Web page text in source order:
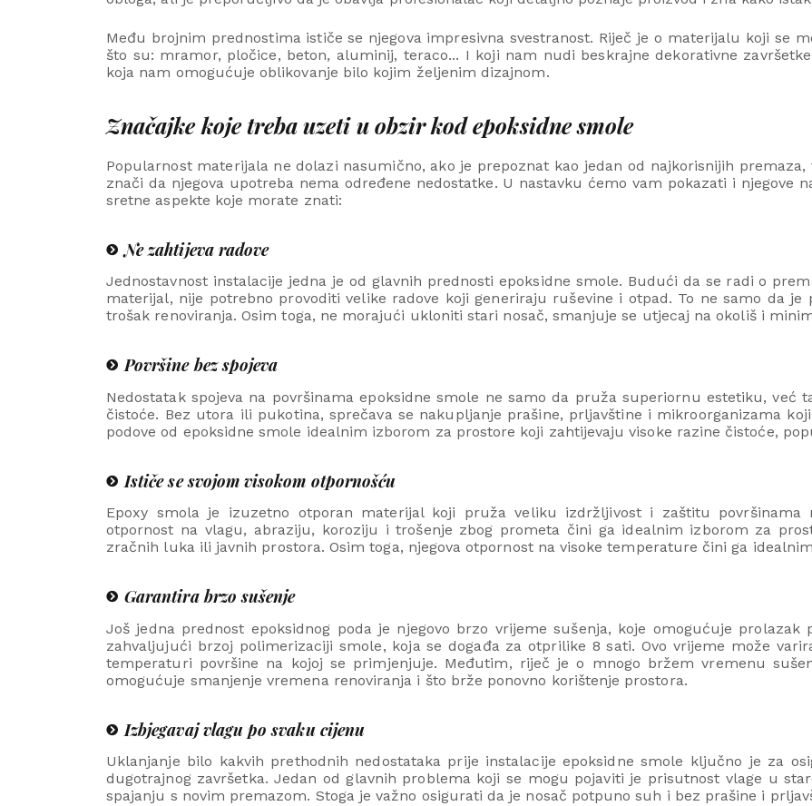
Među brojnim prednostima ističe se njegova impresivna svestranost. Riječ je o materijalu koji se
što su: mramor, pločice, beton, aluminij, teraco... I koji nam nudi beskrajne dekorativne
koja nam omogućuje oblikovanje bilo kojim željenim dizajnom.
Značajke koje treba uzeti u obzir kod epoksidne smole
Popularnost materijala ne dolazi nasumično, ako je prepoznat kao jedan od najkorisnijih
znači da njegova upotreba nema određene nedostatke. U nastavku ćemo vam pokazati i njegove
sretne aspekte koje morate znati:
Ne zahtijeva radove
Jednostavnost instalacije jedna je od glavnih prednosti epoksidne smole. Budući da se radi o
materijal, nije potrebno provoditi velike radove koji generiraju ruševine i otpad. To ne samo da
trošak renoviranja. Osim toga, ne morajući ukloniti stari nosač, smanjuje se utjecaj na okoliš i
Površine bez spojeva
Nedostatak spojeva na površinama epoksidne smole ne samo da pruža superiornu estetiku, već
čistoće. Bez utora ili pukotina, sprečava se nakupljanje prašine, prljavštine i mikroorganizama
podove od epoksidne smole idealnim izborom za prostore koji zahtijevaju visoke razine čistoće,
Ističe se svojom visokom otpornošću
Epoxy smola je izuzetno otporan materijal koji pruža veliku izdržljivost i zaštitu površinama
otpornost na vlagu, abraziju, koroziju i trošenje zbog prometa čini ga idealnim izborom za
zračnih luka ili javnih prostora. Osim toga, njegova otpornost na visoke temperature čini ga
Garantira brzo sušenje
Još jedna prednost epoksidnog poda je njegovo brzo vrijeme sušenja, koje omogućuje
zahvaljujući brzoj polimerizaciji smole, koja se događa za otprilike 8 sati. Ovo vrijeme može
temperaturi površine na kojoj se primjenjuje. Međutim, riječ je o mnogo bržem vremenu
omogućuje smanjenje vremena renoviranja i što brže ponovno korištenje prostora.
Izbjegavaj vlagu po svaku cijenu
Uklanjanje bilo kakvih prethodnih nedostataka prije instalacije epoksidne smole ključno je za
dugotrajnog završetka. Jedan od glavnih problema koji se mogu pojaviti je prisutnost vlage u
spajanju s novim premazom. Stoga je važno osigurati da je nosač potpuno suh i bez prašine i